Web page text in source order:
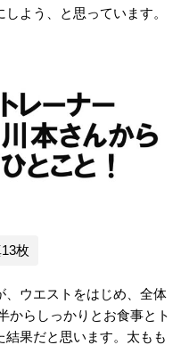
よう、と思っています。
枚
、ウエストをはじめ、全体
らしっかりとお食事とト
果だと思います。太もも